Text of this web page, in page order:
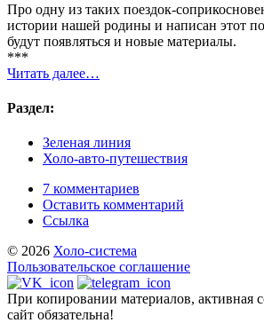
Про одну из таких поездок-
истории нашей родины и написан этот
будут появляться и новые материалы.
***
Читать далее…
Раздел:
Зеленая линия
Холо-авто-путешествия
7 комментариев
Оставить комментарий
Ссылка
© 2026 Холо-система
Пользовательское соглашение
При копировании материалов, активная
сайт обязательна!